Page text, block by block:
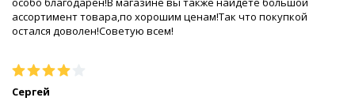
ассортимент товара,по хорошим ценам!Так что покупкой
остался доволен!Советую всем!
Сергей